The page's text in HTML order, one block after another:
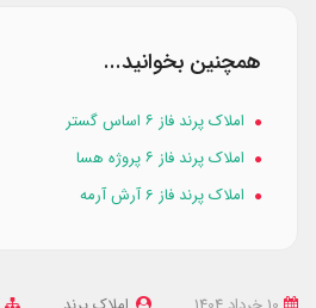
همچنین بخوانید...
املاک پرند فاز ۶ اساس گستر
املاک پرند فاز ۶ پروژه هسا
املاک پرند فاز 6 آرش آرمه